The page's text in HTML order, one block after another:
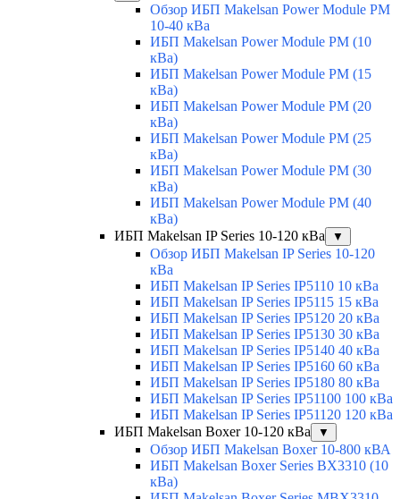
Обзор ИБП Makelsan Power Module PM
10-40 кВа
ИБП Makelsan Power Module PM (10
кВа)
ИБП Makelsan Power Module PM (15
кВа)
ИБП Makelsan Power Module PM (20
кВа)
ИБП Makelsan Power Module PM (25
кВа)
ИБП Makelsan Power Module PM (30
кВа)
ИБП Makelsan Power Module PM (40
кВа)
ИБП Makelsan IP Series 10-120 кВа
▼
Обзор ИБП Makelsan IP Series 10-120
кВа
ИБП Makelsan IP Series IP5110 10 кВа
ИБП Makelsan IP Series IP5115 15 кВа
ИБП Makelsan IP Series IP5120 20 кВа
ИБП Makelsan IP Series IP5130 30 кВа
ИБП Makelsan IP Series IP5140 40 кВа
ИБП Makelsan IP Series IP5160 60 кВа
ИБП Makelsan IP Series IP5180 80 кВа
ИБП Makelsan IP Series IP51100 100 кВа
ИБП Makelsan IP Series IP51120 120 кВа
ИБП Makelsan Boxer 10-120 кВа
▼
Обзор ИБП Makelsan Boxer 10-800 кВА
ИБП Makelsan Boxer Series BX3310 (10
кВа)